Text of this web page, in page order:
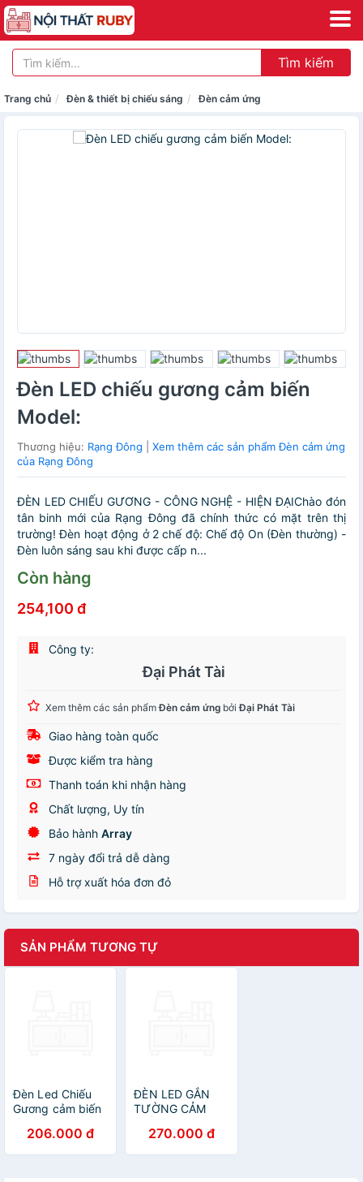
Tìm kiếm
Trang chủ Đèn & thiết bị chiếu sáng Đèn cảm ứng
Đèn LED chiếu gương cảm biến
Model:
Thương hiệu: Rạng Đông
Xem thêm các sản phẩm Đèn cảm ứng
của Rạng Đông
ĐÈN LED CHIẾU GƯƠNG - CÔNG NGHỆ - HIỆN ĐẠIChào đón
tân binh mới của Rạng Đông đã chính thức có mặt trên thị
trường! Đèn hoạt động ở 2 chế độ:️ Chế độ On (Đèn thường) -
Đèn luôn sáng sau khi được cấp n...
Còn hàng
254,100 đ
Công ty:
Đại Phát Tài
Xem thêm các sản phẩmĐèn cảm ứng bởiĐại Phát Tài
Giao hàng toàn quốc
Được kiểm tra hàng
Thanh toán khi nhận hàng
Chất lượng, Uy tín
Bảo hành Array
7 ngày đổi trả dễ dàng
Hỗ trợ xuất hóa đơn đỏ
SẢN PHẨM TƯƠNG TỰ
Đèn Led Chiếu
Gương cảm biến
hợp gắn bàn
trang điểm, soi
206.000 đ
ĐÈN LED GẮN
TƯỜNG CẢM
ĐÔNG
270.000 đ